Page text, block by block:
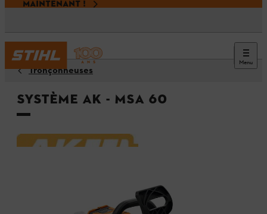
MAINTENANT !
Menu
Tronçonneuses
Système AK - MSA 60